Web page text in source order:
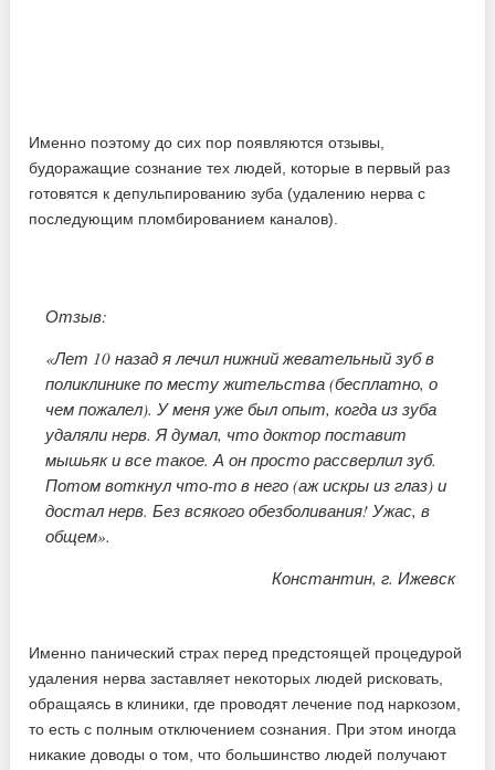
Именно поэтому до сих пор появляются отзывы,
будоражащие сознание тех людей, которые в первый раз
готовятся к депульпированию зуба (удалению нерва с
последующим пломбированием каналов).
Отзыв:
«Лет 10 назад я лечил нижний жевательный зуб в
поликлинике по месту жительства (бесплатно, о
чем пожалел). У меня уже был опыт, когда из зуба
удаляли нерв. Я думал, что доктор поставит
мышьяк и все такое. А он просто рассверлил зуб.
Потом воткнул что-то в него (аж искры из глаз) и
достал нерв. Без всякого обезболивания! Ужас, в
общем».
Константин, г. Ижевск
Именно панический страх перед предстоящей процедурой
удаления нерва заставляет некоторых людей рисковать,
обращаясь в клиники, где проводят лечение под наркозом,
то есть с полным отключением сознания. При этом иногда
никакие доводы о том, что большинство людей получают